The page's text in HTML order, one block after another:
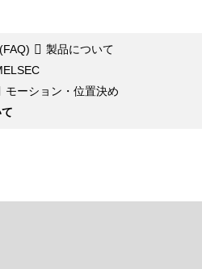
製品について
モーション・位置決め